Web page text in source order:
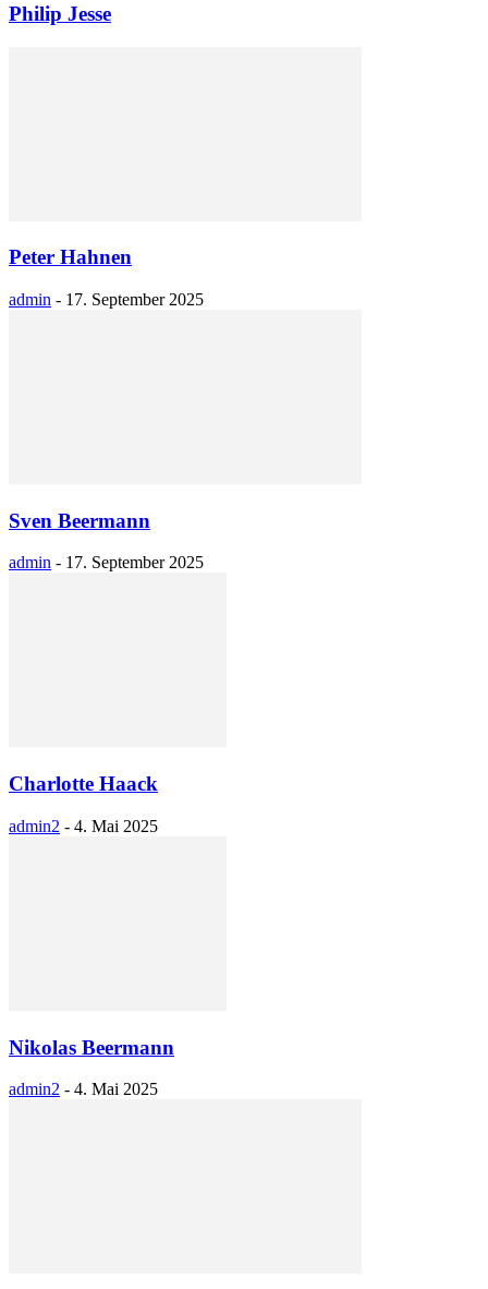
Philip Jesse
Peter Hahnen
admin - 17. September 2025
Sven Beermann
admin - 17. September 2025
Charlotte Haack
admin2 - 4. Mai 2025
Nikolas Beermann
admin2 - 4. Mai 2025